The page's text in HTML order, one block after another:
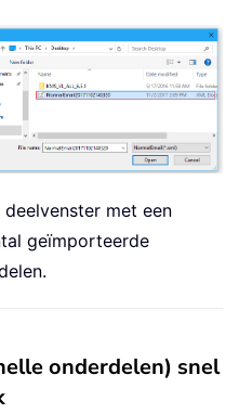
met een
geïmporteerde
onderdelen) snel